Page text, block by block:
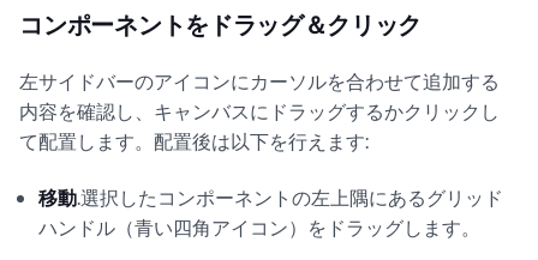
コンポーネントをドラッグ＆クリック
左サイドバーのアイコンにカーソルを合わせて追加する
内容を確認し、キャンバスにドラッグするかクリックし
て配置します。配置後は以下を行えます:
移動.選択したコンポーネントの左上隅にあるグリッド
ハンドル（青い四角アイコン）をドラッグします。